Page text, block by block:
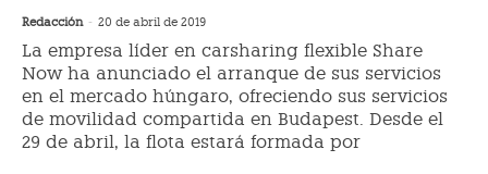
Redacción - 20 de abril de 2019
La empresa líder en carsharing flexible Share
Now ha anunciado el arranque de sus servicios
en el mercado húngaro, ofreciendo sus servicios
de movilidad compartida en Budapest. Desde el
29 de abril, la flota estará formada por